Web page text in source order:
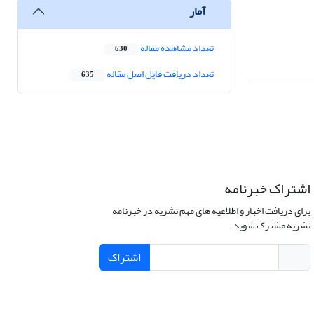
آمار
تعداد مشاهده مقاله 630
تعداد دریافت فایل اصل مقاله 635
اشتراک خبرنامه
برای دریافت اخبار و اطلاعیه های مهم نشریه در خبرنامه
نشریه مشترک شوید.
اشتراک